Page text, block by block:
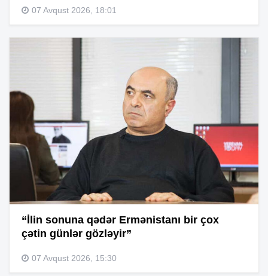
07 Avqust 2026, 18:01
“İlin sonuna qədər Ermənistanı bir çox
çətin günlər gözləyir”
07 Avqust 2026, 15:30